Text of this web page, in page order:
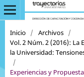
Inicio / Archivos /
Vol. 2 Núm. 2 (2016): La
la Universidad:
/
Experiencias y